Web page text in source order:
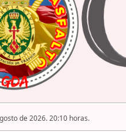
de 2026. 20:10 horas.